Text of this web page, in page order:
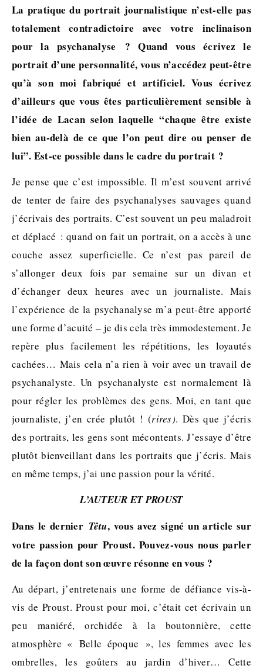
La pratique du portrait journalistique n’est-elle pas
totalement contradictoire avec votre inclinaison
pour la psychanalyse ? Quand vous écrivez le
portrait d’une personnalité, vous n’accédez peut-être
qu’à son moi fabriqué et artificiel. Vous écrivez
d’ailleurs que vous êtes particulièrement sensible à
l’idée de Lacan selon laquelle “chaque être existe
bien au-delà de ce que l’on peut dire ou penser de
lui”. Est-ce possible dans le cadre du portrait ?
Je pense que c’est impossible. Il m’est souvent arrivé
de tenter de faire des psychanalyses sauvages quand
j’écrivais des portraits. C’est souvent un peu maladroit
et déplacé : quand on fait un portrait, on a accès à une
couche assez superficielle. Ce n’est pas pareil de
s’allonger deux fois par semaine sur un divan et
d’échanger deux heures avec un journaliste. Mais
l’expérience de la psychanalyse m’a peut-être apporté
une forme d’acuité – je dis cela très immodestement. Je
repère plus facilement les répétitions, les loyautés
cachées… Mais cela n’a rien à voir avec un travail de
psychanalyste. Un psychanalyste est normalement là
pour régler les problèmes des gens. Moi, en tant que
journaliste, j’en crée plutôt ! (rires). Dès que j’écris
des portraits, les gens sont mécontents. J’essaye d’être
plutôt bienveillant dans les portraits que j’écris. Mais
en même temps, j’ai une passion pour la vérité.
L’AUTEUR ET PROUST
Dans le dernier Têtu, vous avez signé un article sur
votre passion pour Proust. Pouvez-vous nous parler
de la façon dont son œuvre résonne en vous ?
Au départ, j’entretenais une forme de défiance vis-à-
vis de Proust. Proust pour moi, c’était cet écrivain un
peu maniéré, orchidée à la boutonnière, cette
atmosphère « Belle époque », les femmes avec les
ombrelles, les goûters au jardin d’hiver… Cette